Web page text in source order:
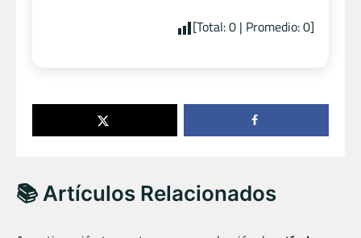
[Total:0| Promedio:0]
📚 Artículos Relacionados